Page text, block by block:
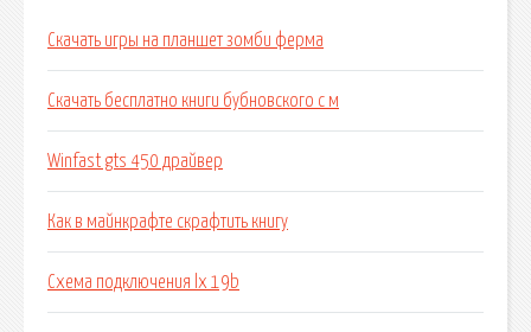
Скачать игры на планшет зомби ферма
Скачать бесплатно книги бубновского с м
Winfast gts 450 драйвер
Как в майнкрафте скрафтить книгу
Схема подключения lx 19b